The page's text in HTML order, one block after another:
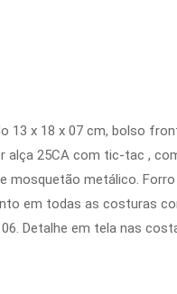
13 x 18 x 07 cm, bolso
alça 25CA com tic-tac ,
mosquetão metálico.
em todas as costuras
Detalhe em tela nas